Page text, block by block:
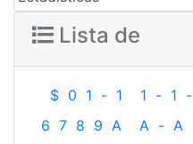
Lista de
$ 0 1 - 1 1 - 1 -
6 7 8 9 A A - A